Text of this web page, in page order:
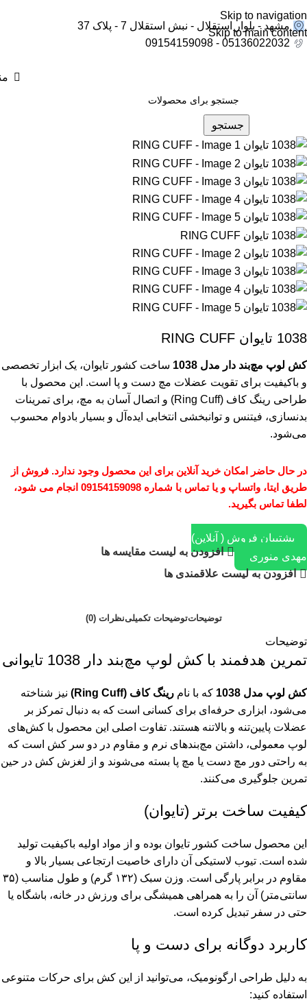
Skip to navigation
Skip to main content
مشهد - بلوار استقلال - نبش استقلال 7 - پلاک 37
05136022032 - 09154159098
جستجو
1038 تایوان RING CUFF
کش لوپ مچ‌بند دار مدل 1038
ساخت کشور تایوان، یک ابزار تخصصی
و باکیفیت برای تقویت عضلات مچ دست و پا است. این محصول با
طراحی رینگ کاف (Ring Cuff) و اتصال آسان به مچ، برای تمرینات
بدنسازی، فیتنس و توانبخشی انتخابی ایده‌آل و بسیار بادوام محسوب
می‌شود.
در حال حاضر امکان خرید آنلاین برای این محصول وجود ندارد. فروش از
طریق ایتا، واتساپ و یا تماس با شماره 09154159098 انجام می شود،
لطفا تماس بگیرید.
پشتیبان فروش ( آنلاین)
مهدی منوری
افزودن به لیست مقایسه ها
افزودن به لیست علاقمندی ها
توضیحاتتوضیحات تکمیلینظرات (0)
توضیحات
تمرین هدفمند با کش لوپ مچ‌بند دار 1038 تایوانی
کش لوپ مدل 1038 که با نام رینگ کاف (Ring Cuff)
نیز شناخته
می‌شود، ابزاری حرفه‌ای برای کسانی است که به دنبال تمرکز بر
عضلات پایین‌تنه و بالاتنه هستند. تفاوت اصلی این محصول با کش‌های
لوپ معمولی، داشتن مچ‌بندهای نرم و مقاوم در دو سر کش است که
به راحتی دور مچ دست یا مچ پا بسته می‌شوند و از لغزش کش در حین
تمرین جلوگیری می‌کنند.
کیفیت ساخت برتر (تایوان)
این محصول ساخت کشور تایوان بوده و از مواد اولیه باکیفیت تولید
شده است. تیوب لاستیکی آن دارای خاصیت ارتجاعی بسیار بالا و
مقاوم در برابر پارگی است. وزن سبک (۱۳۲ گرم) و طول مناسب (۳۵
سانتی‌متر) آن را به همراهی همیشگی برای ورزش در خانه، باشگاه یا
حتی در سفر تبدیل کرده است.
کاربرد دوگانه برای دست و پا
به دلیل طراحی ارگونومیک، می‌توانید از این کش برای حرکات متنوعی
استفاده کنید: